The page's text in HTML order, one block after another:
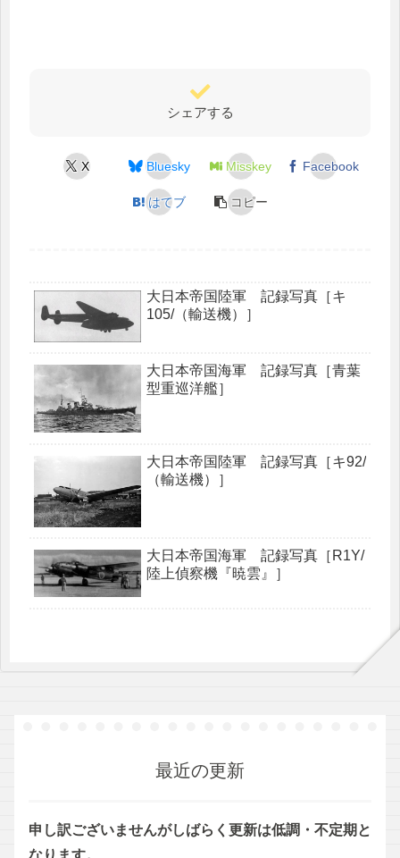
シェアする
X Bluesky Misskey Facebook
はてブ コピー
大日本帝国陸軍 記録写真［キ
105/（輸送機）］
大日本帝国海軍 記録写真［青葉
型重巡洋艦］
大日本帝国陸軍 記録写真［キ92/
（輸送機）］
大日本帝国海軍 記録写真［R1Y/
陸上偵察機『暁雲』］
最近の更新
申し訳ございませんがしばらく更新は低調・不定期と